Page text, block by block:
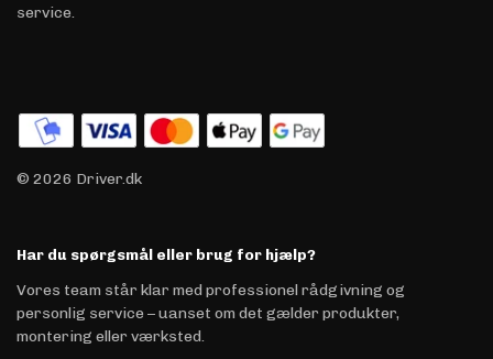
service.
© 2026 Driver.dk
Har du spørgsmål eller brug for hjælp?
Vores team står klar med professionel rådgivning og
personlig service – uanset om det gælder produkter,
montering eller værksted.